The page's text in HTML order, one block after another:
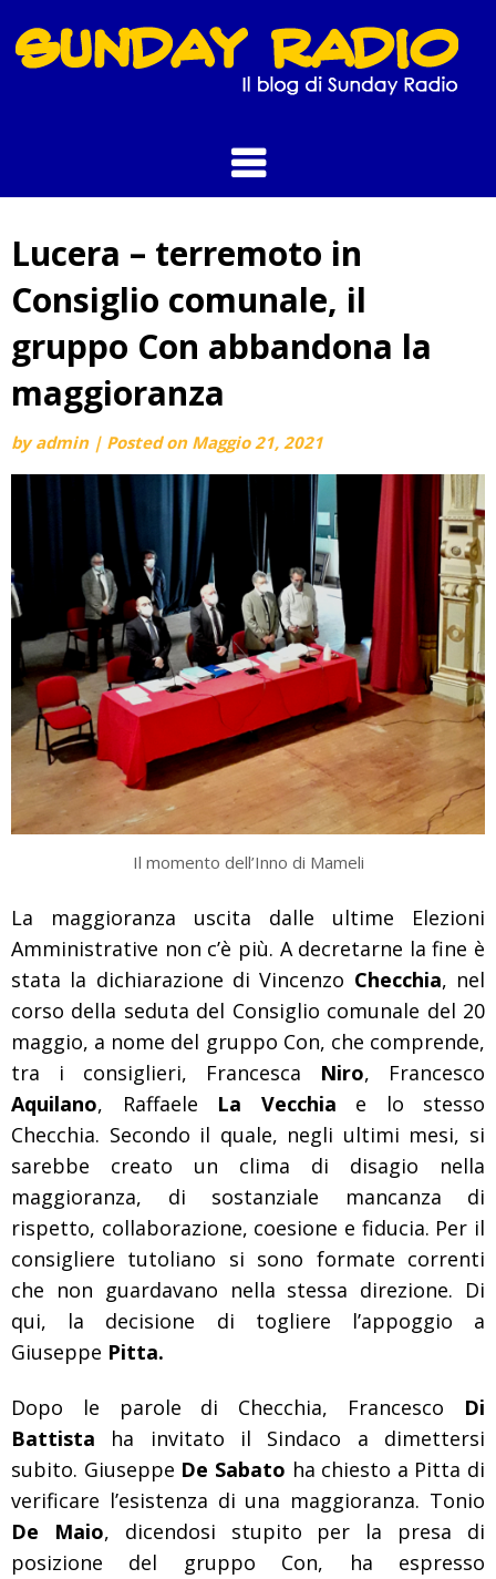
to
content
Lucera – terremoto in
Consiglio comunale, il
gruppo Con abbandona la
maggioranza
byadmin | Posted on Maggio 21, 2021
Il momento dell’Inno di Mameli
La maggioranza uscita dalle ultime Elezioni
Amministrative non c’è più. A decretarne la fine è
stata la dichiarazione di Vincenzo Checchia, nel
corso della seduta del Consiglio comunale del 20
maggio, a nome del gruppo Con, che comprende,
tra i consiglieri, Francesca Niro, Francesco
Aquilano, Raffaele La Vecchia e lo stesso
Checchia. Secondo il quale, negli ultimi mesi, si
sarebbe creato un clima di disagio nella
maggioranza, di sostanziale mancanza di
rispetto, collaborazione, coesione e fiducia. Per il
consigliere tutoliano si sono formate correnti
che non guardavano nella stessa direzione. Di
qui, la decisione di togliere l’appoggio a
Giuseppe Pitta.
Dopo le parole di Checchia, Francesco Di
Battista ha invitato il Sindaco a dimettersi
subito. Giuseppe De Sabato ha chiesto a Pitta di
verificare l’esistenza di una maggioranza. Tonio
De Maio, dicendosi stupito per la presa di
posizione del gruppo Con, ha espresso